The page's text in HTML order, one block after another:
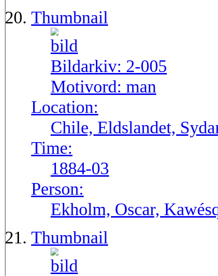
Thumbnail
Bildarkiv: 2-005
Motivord: man
Location:
Chile, Eldslandet,
Time:
1884-03
Person:
Ekholm, Oscar,
Thumbnail